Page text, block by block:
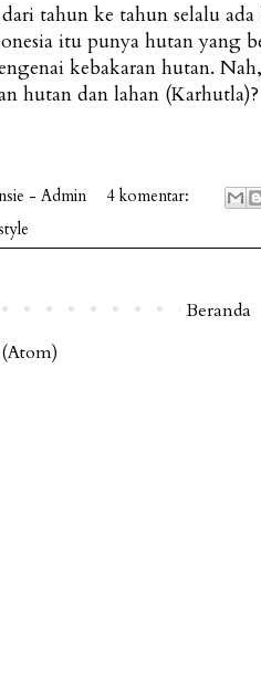
tahun ke tahun selalu ada
itu punya hutan yang
kebakaran hutan.
hutan dan lahan (Karhutla)?
- Admin
4 komentar:
Beranda